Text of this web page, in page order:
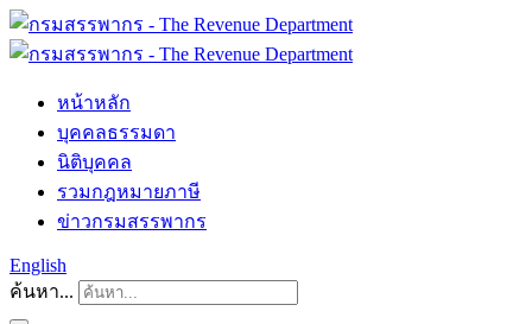
หน้าหลัก
บุคคลธรรมดา
นิติบุคคล
รวมกฎหมายภาษี
ข่าวกรมสรรพากร
English
ค้นหา...